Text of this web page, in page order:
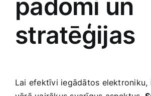
padomi un
stratēģijas
Lai efektīvi iegādātos elektroniku,